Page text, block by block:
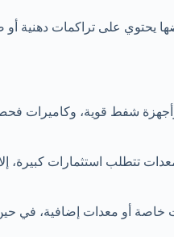
يحتوي على تراكمات
وأجهزة شفط قوية،
تتطلب استثمارات كبيرة،
خاصة أو معدات إضافية، في